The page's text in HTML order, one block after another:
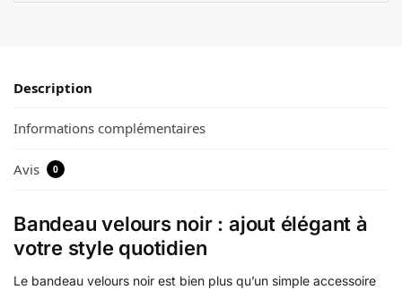
Description
Informations complémentaires
Avis 0
Bandeau velours noir : ajout élégant à
votre style quotidien
Le bandeau velours noir est bien plus qu’un simple accessoire